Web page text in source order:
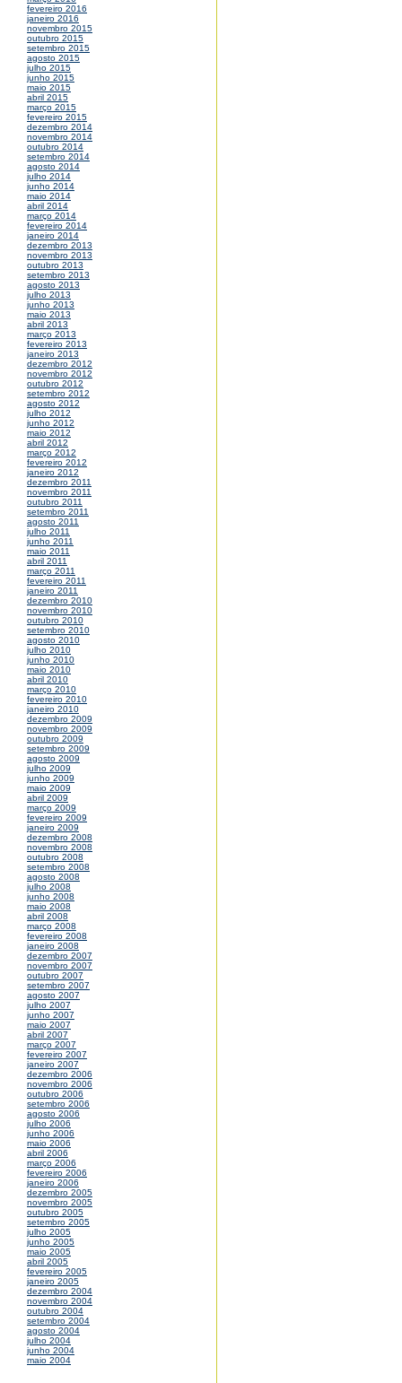
fevereiro 2016
janeiro 2016
novembro 2015
outubro 2015
setembro 2015
agosto 2015
julho 2015
junho 2015
maio 2015
abril 2015
março 2015
fevereiro 2015
dezembro 2014
novembro 2014
outubro 2014
setembro 2014
agosto 2014
julho 2014
junho 2014
maio 2014
abril 2014
março 2014
fevereiro 2014
janeiro 2014
dezembro 2013
novembro 2013
outubro 2013
setembro 2013
agosto 2013
julho 2013
junho 2013
maio 2013
abril 2013
março 2013
fevereiro 2013
janeiro 2013
dezembro 2012
novembro 2012
outubro 2012
setembro 2012
agosto 2012
julho 2012
junho 2012
maio 2012
abril 2012
março 2012
fevereiro 2012
janeiro 2012
dezembro 2011
novembro 2011
outubro 2011
setembro 2011
agosto 2011
julho 2011
junho 2011
maio 2011
abril 2011
março 2011
fevereiro 2011
janeiro 2011
dezembro 2010
novembro 2010
outubro 2010
setembro 2010
agosto 2010
julho 2010
junho 2010
maio 2010
abril 2010
março 2010
fevereiro 2010
janeiro 2010
dezembro 2009
novembro 2009
outubro 2009
setembro 2009
agosto 2009
julho 2009
junho 2009
maio 2009
abril 2009
março 2009
fevereiro 2009
janeiro 2009
dezembro 2008
novembro 2008
outubro 2008
setembro 2008
agosto 2008
julho 2008
junho 2008
maio 2008
abril 2008
março 2008
fevereiro 2008
janeiro 2008
dezembro 2007
novembro 2007
outubro 2007
setembro 2007
agosto 2007
julho 2007
junho 2007
maio 2007
abril 2007
março 2007
fevereiro 2007
janeiro 2007
dezembro 2006
novembro 2006
outubro 2006
setembro 2006
agosto 2006
julho 2006
junho 2006
maio 2006
abril 2006
março 2006
fevereiro 2006
janeiro 2006
dezembro 2005
novembro 2005
outubro 2005
setembro 2005
julho 2005
junho 2005
maio 2005
abril 2005
fevereiro 2005
janeiro 2005
dezembro 2004
novembro 2004
outubro 2004
setembro 2004
agosto 2004
julho 2004
junho 2004
maio 2004